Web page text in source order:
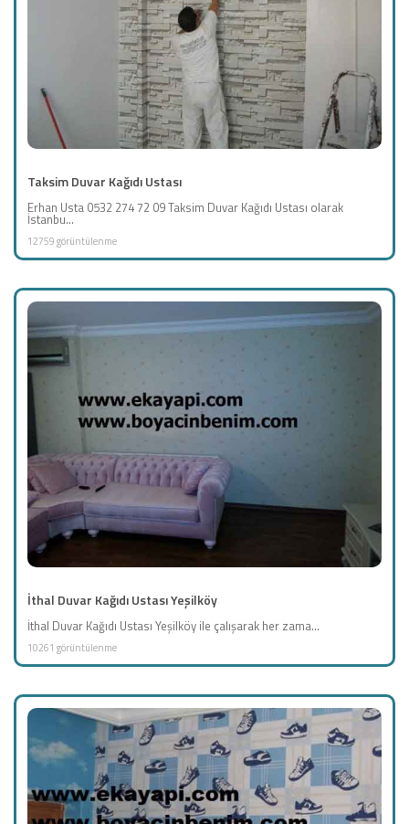
Taksim Duvar Kağıdı Ustası
Erhan Usta 0532 274 72 09 Taksim Duvar Kağıdı Ustası olarak
İstanbu...
12759 görüntülenme
İthal Duvar Kağıdı Ustası Yeşilköy
İthal Duvar Kağıdı Ustası Yeşilköy ile çalışarak her zama...
10261 görüntülenme